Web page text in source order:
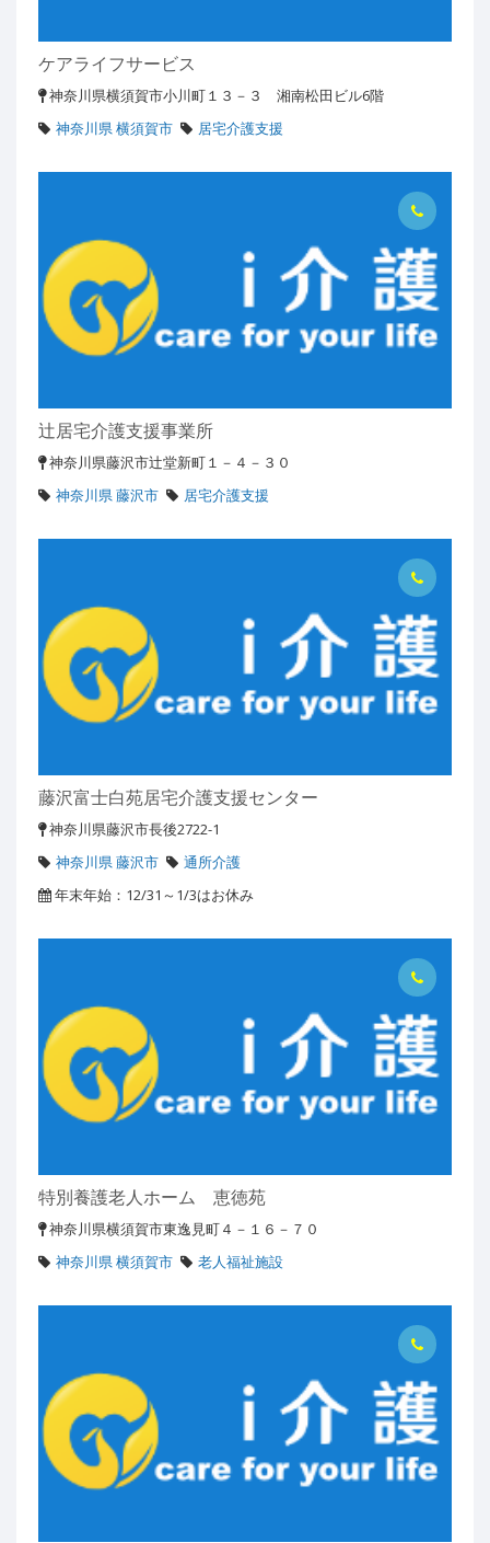
ケアライフサービス
神奈川県横須賀市小川町１３－３ 湘南松田ビル6階
神奈川県 横須賀市
居宅介護支援
辻居宅介護支援事業所
神奈川県藤沢市辻堂新町１－４－３０
神奈川県 藤沢市
居宅介護支援
藤沢富士白苑居宅介護支援センター
神奈川県藤沢市長後2722-1
神奈川県 藤沢市
通所介護
年末年始：12/31～1/3はお休み
特別養護老人ホーム 恵徳苑
神奈川県横須賀市東逸見町４－１６－７０
神奈川県 横須賀市
老人福祉施設